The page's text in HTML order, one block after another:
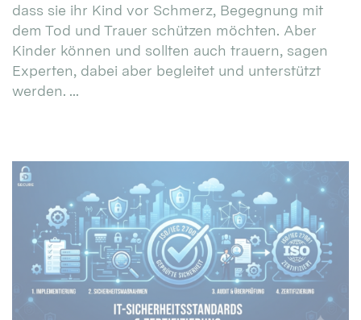
dass sie ihr Kind vor Schmerz, Begegnung mit
dem Tod und Trauer schützen möchten. Aber
Kinder können und sollten auch trauern, sagen
Experten, dabei aber begleitet und unterstützt
werden. ...